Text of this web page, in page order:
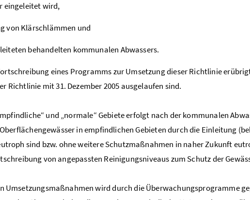
eingeleitet wird,
von Klärschlämmen und
behandelten kommunalen Abwassers.
eines Programms zur Umsetzung dieser Richtlinie
Richtlinie mit 31. Dezember 2005 ausgelaufen sind.
und „normale“ Gebiete erfolgt nach der kommunalen
in empfindlichen Gebieten durch die Einleitung
sind bzw. ohne weitere Schutzmaßnahmen in naher Zukunft
von angepassten Reinigungsniveaus zum Schutz der
Umsetzungsmaßnahmen wird durch die Überwachungsprogramme